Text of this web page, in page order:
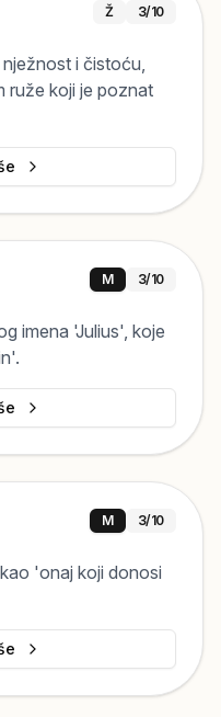
Ž 3/10
i čistoću,
ruže koji je poznat
M 3/10
imena 'Julius', koje
M 3/10
'onaj koji donosi